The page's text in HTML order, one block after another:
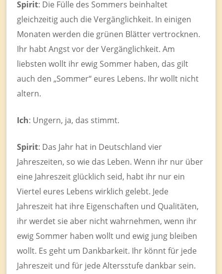
Spirit: Die Fülle des Sommers beinhaltet
gleichzeitig auch die Vergänglichkeit. In einigen
Monaten werden die grünen Blätter vertrocknen.
Ihr habt Angst vor der Vergänglichkeit. Am
liebsten wollt ihr ewig Sommer haben, das gilt
auch den „Sommer“ eures Lebens. Ihr wollt nicht
altern.
Ich: Ungern, ja, das stimmt.
Spirit: Das Jahr hat in Deutschland vier
Jahreszeiten, so wie das Leben. Wenn ihr nur über
eine Jahreszeit glücklich seid, habt ihr nur ein
Viertel eures Lebens wirklich gelebt. Jede
Jahreszeit hat ihre Eigenschaften und Qualitäten,
ihr werdet sie aber nicht wahrnehmen, wenn ihr
ewig Sommer haben wollt und ewig jung bleiben
wollt. Es geht um Dankbarkeit. Ihr könnt für jede
Jahreszeit und für jede Altersstufe dankbar sein.